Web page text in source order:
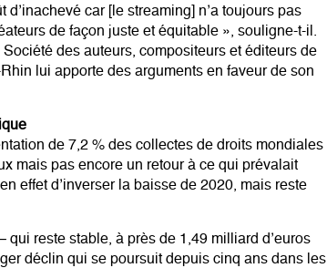
car [le streaming] n’a toujours pas
de façon juste et équitable », souligne-t-il.
des auteurs, compositeurs et éditeurs de
lui apporte des arguments en faveur de son
de 7,2 % des collectes de droits mondiales
mais pas encore un retour à ce qui prévalait
effet d’inverser la baisse de 2020, mais reste
reste stable, à près de 1,49 milliard d’euros
déclin qui se poursuit depuis cinq ans dans les